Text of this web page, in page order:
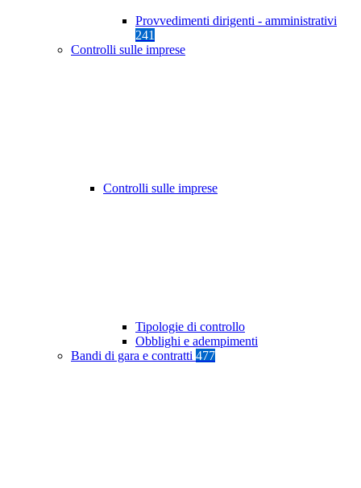
Provvedimenti dirigenti - amministrativi
241
Controlli sulle imprese
Controlli sulle imprese
Tipologie di controllo
Obblighi e adempimenti
Bandi di gara e contratti 477